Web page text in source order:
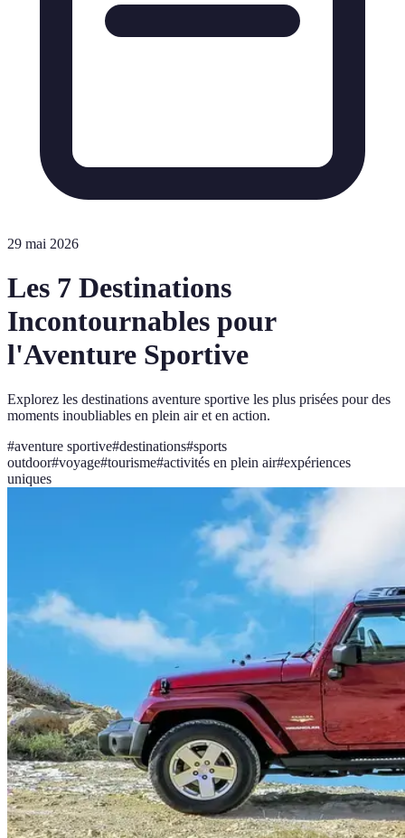
29 mai 2026
Les 7 Destinations
Incontournables pour
l'Aventure Sportive
Explorez les destinations aventure sportive les plus prisées pour des
moments inoubliables en plein air et en action.
#aventure sportive#destinations#sports
outdoor#voyage#tourisme#activités en plein air#expériences
uniques